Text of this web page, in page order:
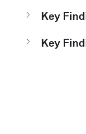
Key
Key